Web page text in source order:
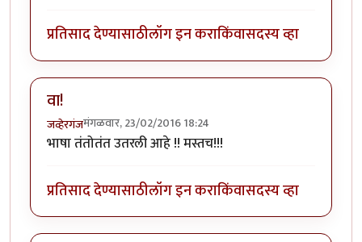
प्रतिसाद देण्यासाठीलॉग इन कराकिंवासदस्य व्हा
वा!
जव्हेरगंजमंगळवार, 23/02/2016 18:24
भाषा तंतोतंत उतरली आहे !! मस्तच!!!
प्रतिसाद देण्यासाठीलॉग इन कराकिंवासदस्य व्हा